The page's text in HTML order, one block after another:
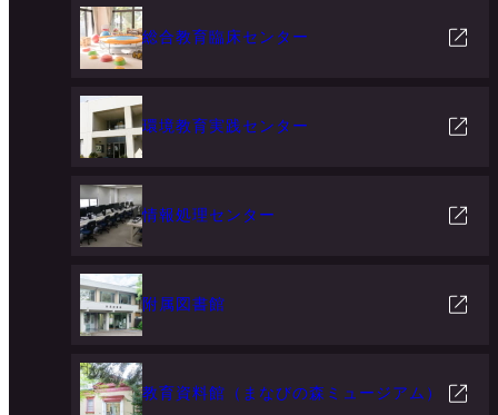
総合教育臨床センター
環境教育実践センター
情報処理センター
附属図書館
教育資料館（まなびの森ミュージアム）